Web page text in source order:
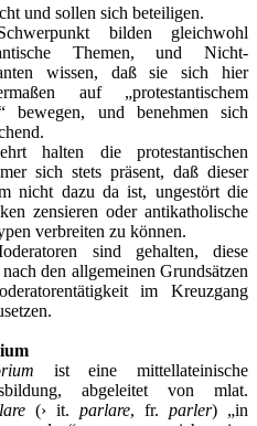
und sollen sich beteiligen.
bilden gleichwohl
Themen, und Nicht-
wissen, daß sie sich hier
auf „protestantischem
bewegen, und benehmen sich
halten die protestantischen
sich stets präsent, daß dieser
nicht dazu da ist, ungestört die
zensieren oder antikatholische
verbreiten zu können.
sind gehalten, diese
den allgemeinen Grundsätzen
im Kreuzgang
ist eine mittellateinische
abgeleitet von mlat.
(› it. parlare, fr. parler) „in